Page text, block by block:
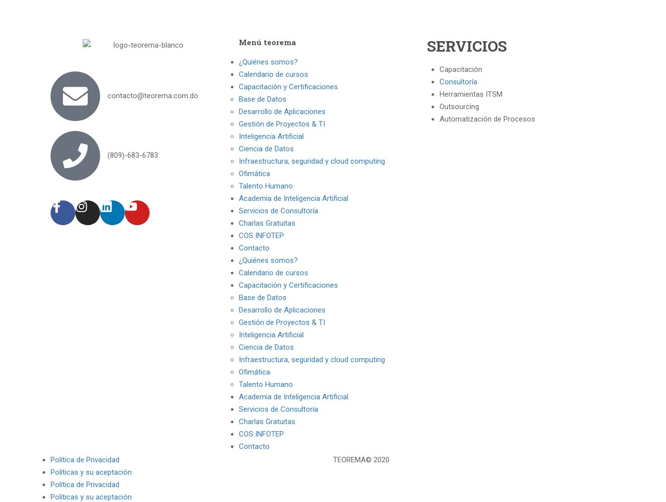
contacto@teorema.com.do
(809)-683-6783
Menú teorema
¿Quiénes somos?
Calendario de cursos
Capacitación y Certificaciones
Base de Datos
Desarrollo de Aplicaciones
Gestión de Proyectos & TI
Inteligencia Artificial
Ciencia de Datos
Infraestructura, seguridad y cloud computing
Ofimática
Talento Humano
Academia de Inteligencia Artificial
Servicios de Consultoría
Charlas Gratuitas
COS INFOTEP
Contacto
¿Quiénes somos?
Calendario de cursos
Capacitación y Certificaciones
Base de Datos
Desarrollo de Aplicaciones
Gestión de Proyectos & TI
Inteligencia Artificial
Ciencia de Datos
Infraestructura, seguridad y cloud computing
Ofimática
Talento Humano
Academia de Inteligencia Artificial
Servicios de Consultoría
Charlas Gratuitas
COS INFOTEP
Contacto
SERVICIOS
Capacitación
Consultoría
Herramientas ITSM
Outsourcing
Automatización de Procesos
Política de Privacidad
Políticas y su aceptación
Política de Privacidad
Políticas y su aceptación
TEOREMA© 2020